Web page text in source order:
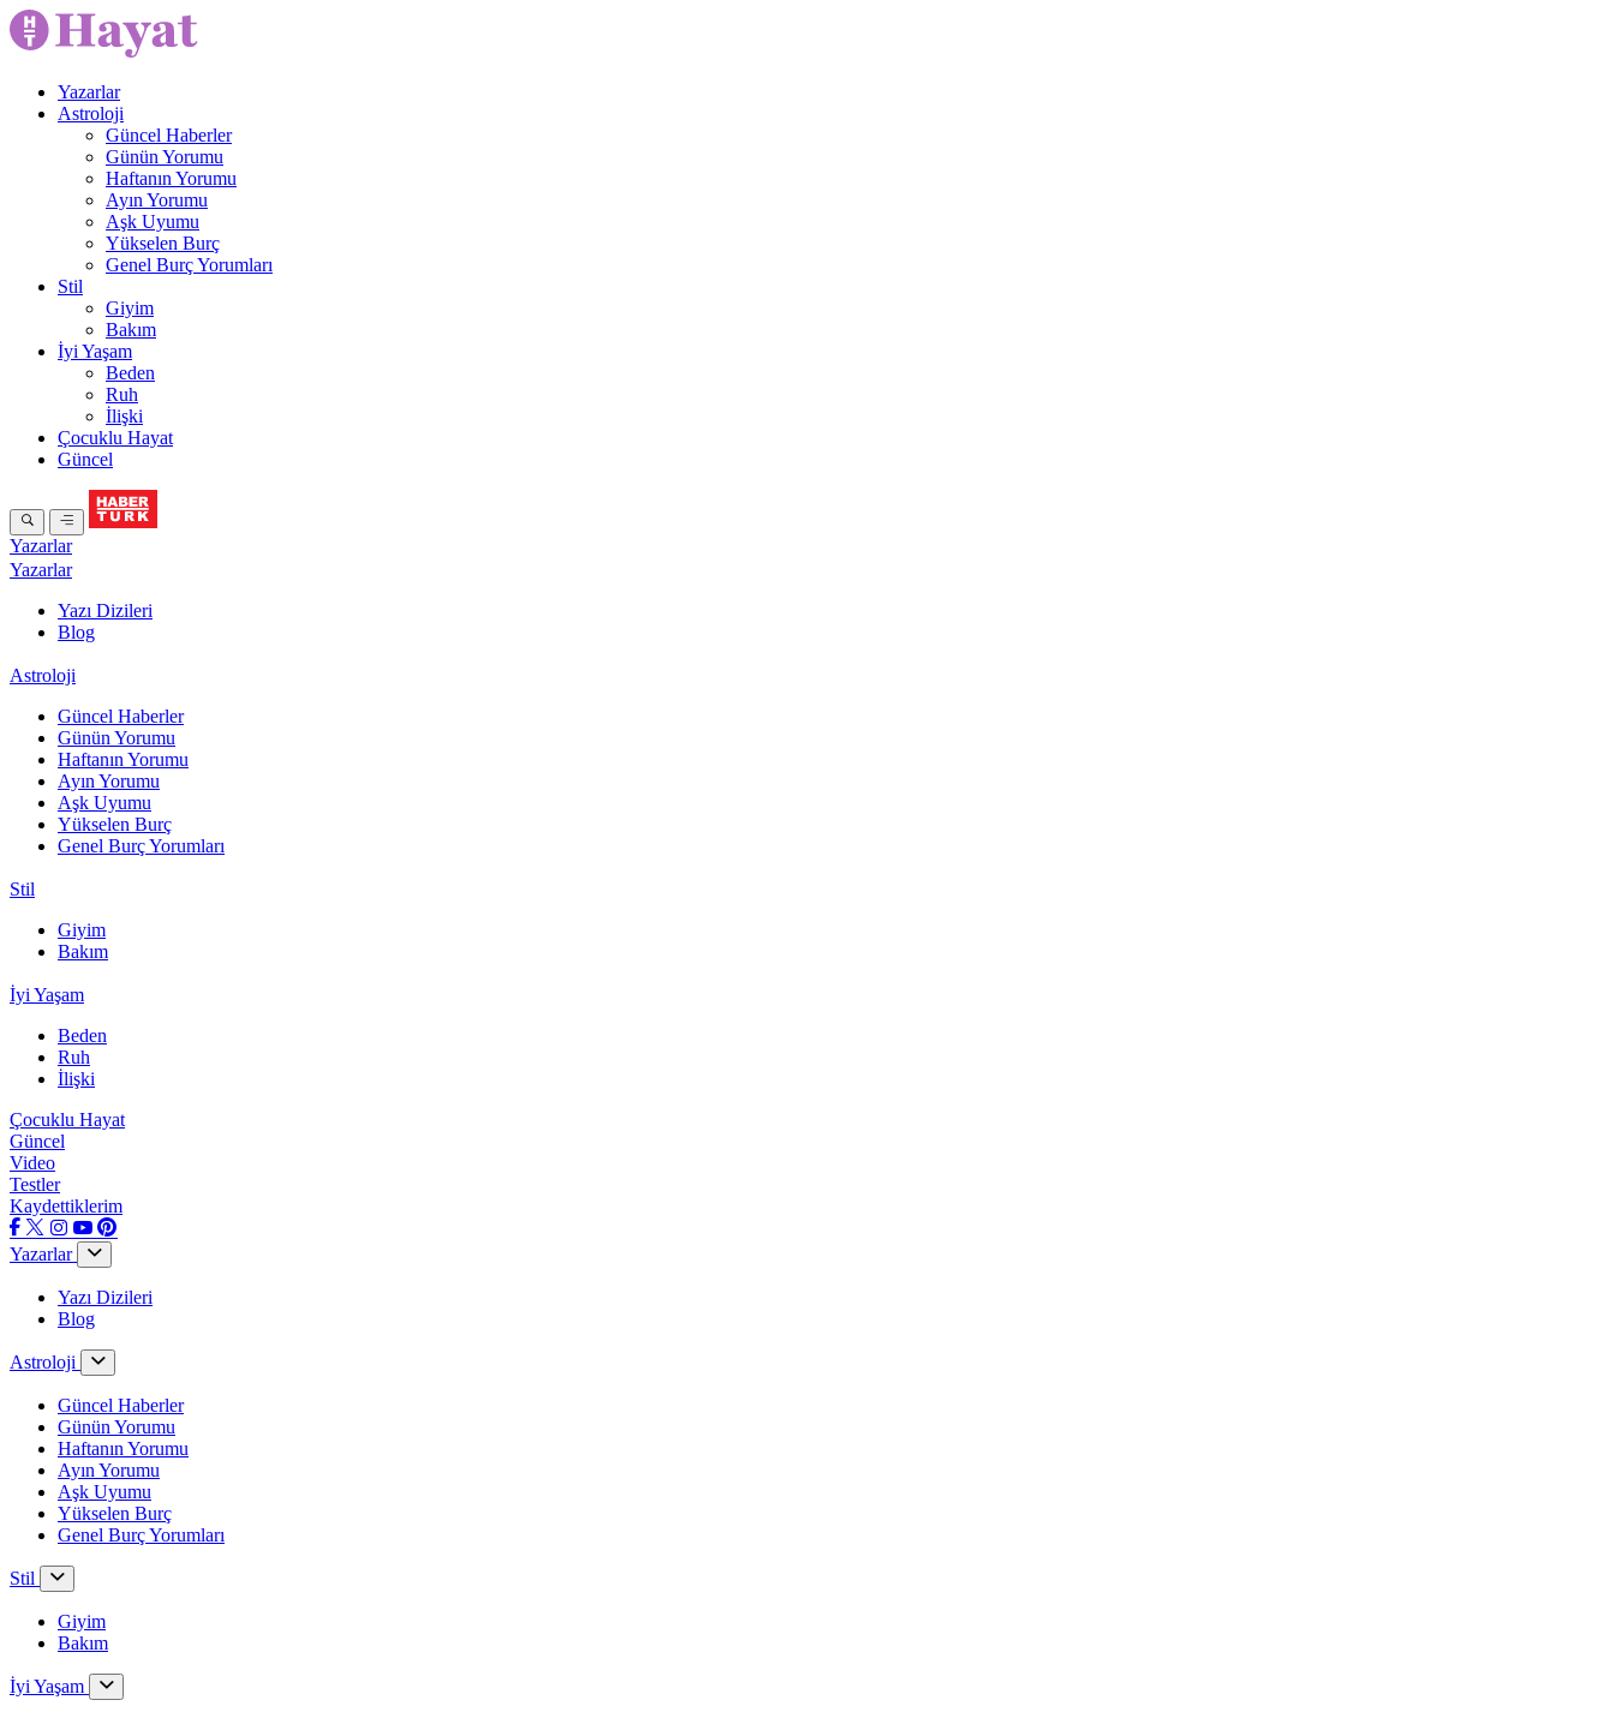
Yazarlar
Astroloji
Güncel Haberler
Günün Yorumu
Haftanın Yorumu
Ayın Yorumu
Aşk Uyumu
Yükselen Burç
Genel Burç Yorumları
Stil
Giyim
Bakım
İyi Yaşam
Beden
Ruh
İlişki
Çocuklu Hayat
Güncel
Yazarlar
Yazarlar
Yazı Dizileri
Blog
Astroloji
Güncel Haberler
Günün Yorumu
Haftanın Yorumu
Ayın Yorumu
Aşk Uyumu
Yükselen Burç
Genel Burç Yorumları
Stil
Giyim
Bakım
İyi Yaşam
Beden
Ruh
İlişki
Çocuklu Hayat
Güncel
Video
Testler
Kaydettiklerim
Yazarlar
Yazı Dizileri
Blog
Astroloji
Güncel Haberler
Günün Yorumu
Haftanın Yorumu
Ayın Yorumu
Aşk Uyumu
Yükselen Burç
Genel Burç Yorumları
Stil
Giyim
Bakım
İyi Yaşam